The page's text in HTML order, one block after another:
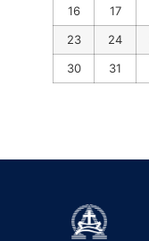
16
17
23
24
30
31